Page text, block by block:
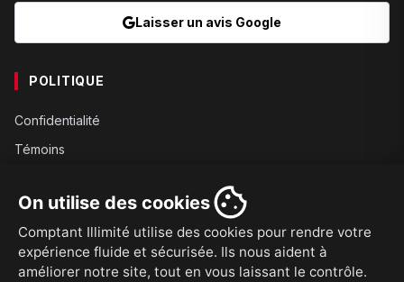
On utilise des cookies
Comptant Illimité utilise des cookies pour rendre votre
expérience fluide et sécurisée. Ils nous aident à
améliorer notre site, tout en vous laissant le contrôle.
Laisser un avis Google
POLITIQUE
Confidentialité
Témoins
Conditions
Expédition
Retours